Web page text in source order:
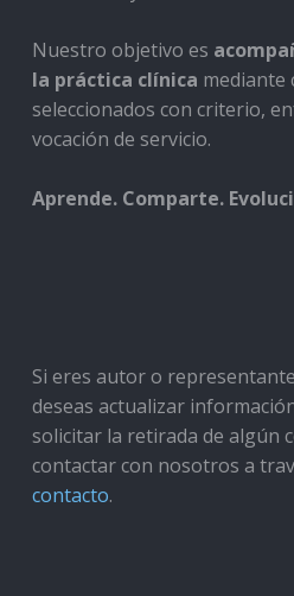
Nuestro objetivo es
la práctica clínica mediante
seleccionados con criterio,
vocación de servicio.
Aprende. Comparte.
Si eres autor o
deseas actualizar
solicitar la retirada de algún
contactar con nosotros a
contacto.